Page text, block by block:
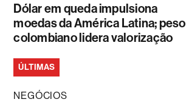
Dólar em queda impulsiona
moedas da América Latina; peso
colombiano lidera valorização
ÚLTIMAS
NEGÓCIOS